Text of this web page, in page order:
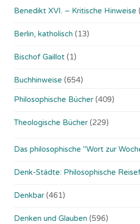
Benedikt XVI. – Kritische Hinweise
Berlin, katholisch (13)
Bischof Gaillot (1)
Buchhinweise (654)
Philosophische Bücher (409)
Theologische Bücher (229)
Das philosophische "Wort zur
Denk-Städte: Philosophische
Denkbar (461)
Denken und Glauben (596)